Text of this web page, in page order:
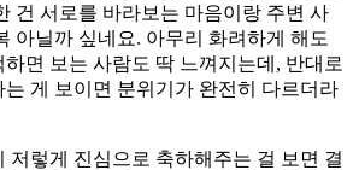
건 서로를 바라보는 마음이랑 주변 사
아닐까 싶네요. 아무리 화려하게 해도
면 보는 사람도 딱 느껴지는데, 반대로
게 보이면 분위기가 완전히 다르더라
저렇게 진심으로 축하해주는 걸 보면 결